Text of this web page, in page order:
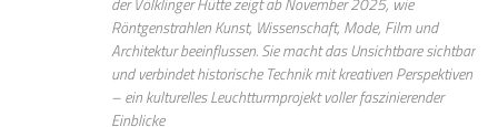
Röntgenstrahlen Kunst, Wissenschaft, Mode, Film und
Architektur beeinflussen. Sie macht das Unsichtbare sichtbar
und verbindet historische Technik mit kreativen Perspektiven
– ein kulturelles Leuchtturmprojekt voller faszinierender
Einblicke